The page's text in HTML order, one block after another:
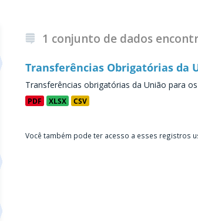
1 conjunto de dados
Transferências Obrigatórias da
Transferências obrigatórias da União para
PDF XLSX CSV
Você também pode ter acesso a esses registros